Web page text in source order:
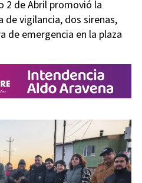
2 de Abril promovió la
de vigilancia, dos sirenas,
de emergencia en la plaza